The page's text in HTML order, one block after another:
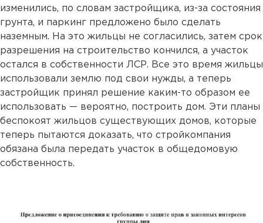
изменились, по словам застройщика, из-за состояния
грунта, и паркинг предложено было сделать
наземным. На это жильцы не согласились, затем срок
разрешения на строительство кончился, а участок
остался в собственности ЛСР. Все это время жильцы
использовали землю под свои нужды, а теперь
застройщик принял решение каким-то образом ее
использовать — вероятно, построить дом. Эти планы
беспокоят жильцов существующих домов, которые
теперь пытаются доказать, что стройкомпания
обязана была передать участок в общедомовую
собственность.